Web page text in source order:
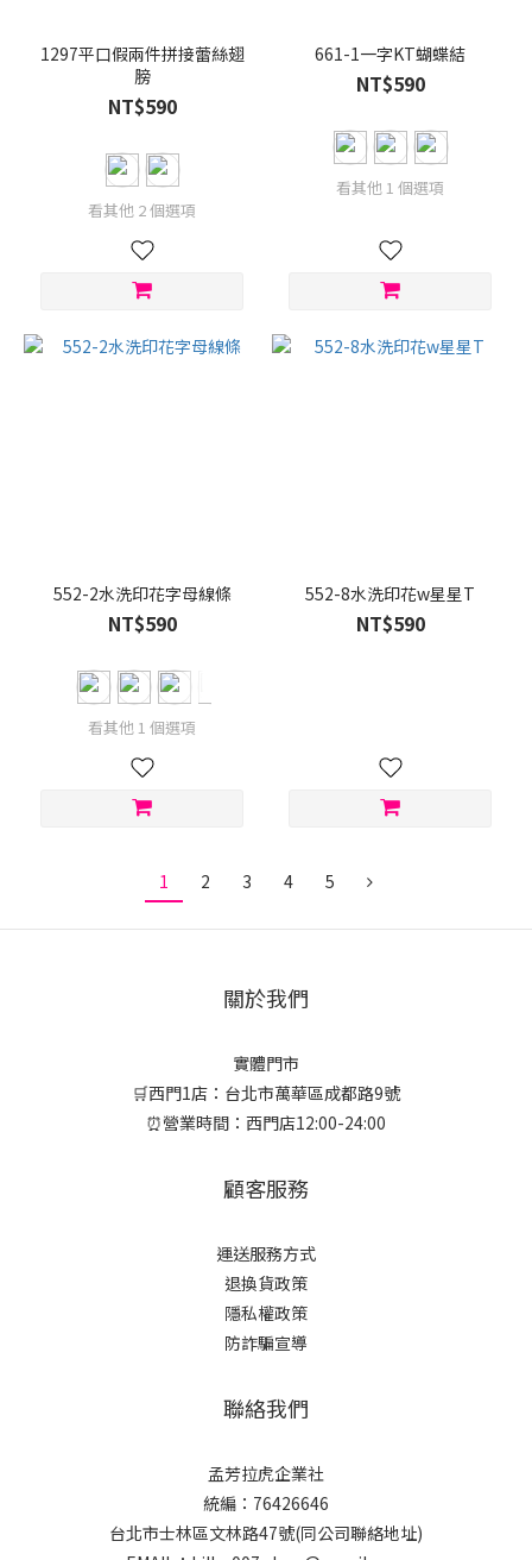
1297平口假兩件拼接蕾絲翅
膀
NT$590
看其他 2 個選項
661-1一字KT蝴蝶結
NT$590
看其他 1 個選項
552-2水洗印花字母線條
NT$590
看其他 1 個選項
552-8水洗印花w星星T
NT$590
1 2 3 4 5
關於我們
實體門市
🛒西門1店：台北市萬華區成都路9號
⏰營業時間：西門店12:00-24:00
顧客服務
運送服務方式
退換貨政策
隱私權政策
防詐騙宣導
聯絡我們
孟芳拉虎企業社
統編：76426646
台北市士林區文林路47號(同公司聯絡地址)